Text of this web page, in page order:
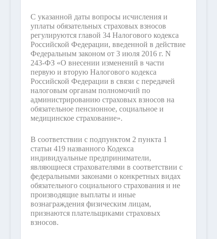
С указанной даты вопросы исчисления и
уплаты обязательных страховых взносов
регулируются главой 34 Налогового кодекса
Российской Федерации, введенной в действие
Федеральным законом от 3 июля 2016 г. N
243-ФЗ «О внесении изменений в части
первую и вторую Налогового кодекса
Российской Федерации в связи с передачей
налоговым органам полномочий по
администрированию страховых взносов на
обязательное пенсионное, социальное и
медицинское страхование».
В соответствии с подпунктом 2 пункта 1
статьи 419 названного Кодекса
индивидуальные предприниматели,
являющиеся страхователями в соответствии с
федеральными законами о конкретных видах
обязательного социального страхования и не
производящие выплаты и иные
вознаграждения физическим лицам,
признаются плательщиками страховых
взносов.